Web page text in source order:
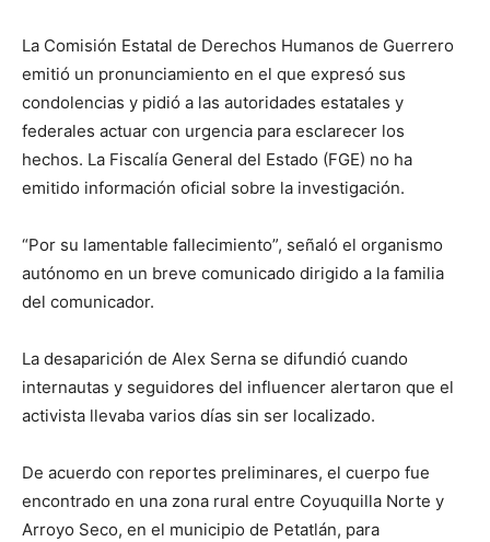
La Comisión Estatal de Derechos Humanos de Guerrero
emitió un pronunciamiento en el que expresó sus
condolencias y pidió a las autoridades estatales y
federales actuar con urgencia para esclarecer los
hechos. La Fiscalía General del Estado (FGE) no ha
emitido información oficial sobre la investigación.
“Por su lamentable fallecimiento”, señaló el organismo
autónomo en un breve comunicado dirigido a la familia
del comunicador.
La desaparición de Alex Serna se difundió cuando
internautas y seguidores del influencer alertaron que el
activista llevaba varios días sin ser localizado.
De acuerdo con reportes preliminares, el cuerpo fue
encontrado en una zona rural entre Coyuquilla Norte y
Arroyo Seco, en el municipio de Petatlán, para